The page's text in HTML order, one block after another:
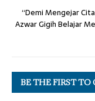
“Demi Mengejar
Azwar Gigih Belajar
BE THE FIRST